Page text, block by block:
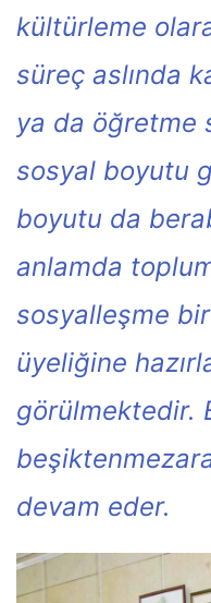
kültürleme
süreç aslında
ya da öğretme
sosyal boyutu
boyutu da
anlamda
sosyalleşme
üyeliğine
görülmektedir.
devam eder.